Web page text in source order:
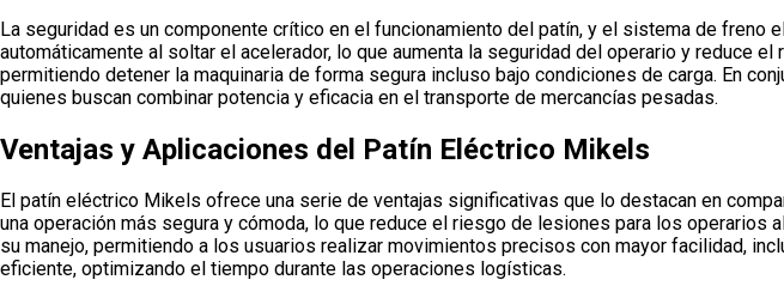
La seguridad es un componente crítico en el funcionamiento del patín, y el sistema de
automáticamente al soltar el acelerador, lo que aumenta la seguridad del operario y reduce
permitiendo detener la maquinaria de forma segura incluso bajo condiciones de carga. En
quienes buscan combinar potencia y eficacia en el transporte de mercancías pesadas.
Ventajas y Aplicaciones del Patín Eléctrico Mikels
El patín eléctrico Mikels ofrece una serie de ventajas significativas que lo destacan en
una operación más segura y cómoda, lo que reduce el riesgo de lesiones para los
su manejo, permitiendo a los usuarios realizar movimientos precisos con mayor facilidad,
eficiente, optimizando el tiempo durante las operaciones logísticas.